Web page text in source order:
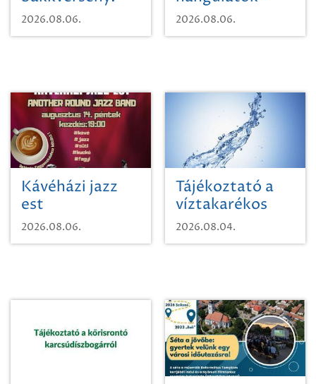
2026.08.06.
Mágnás Miska
2026.08.06.
Kávéházi jazz
est
2026.08.06.
Tájékoztató a
víztakarékos
vízhasználatról
2026.08.04.